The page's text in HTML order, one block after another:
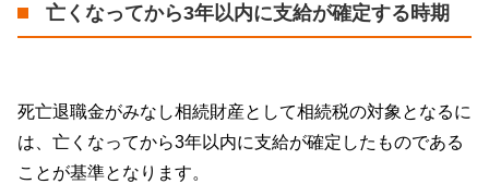
亡くなってから3年以内に支給が確定する時期
死亡退職金がみなし相続財産として相続税の対象となるに
は、亡くなってから3年以内に支給が確定したものである
ことが基準となります。